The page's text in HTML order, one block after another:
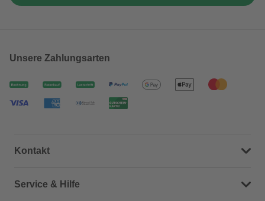
Unsere Zahlungsarten
Kontakt
Dein Kontakt zu uns
Service & Hilfe